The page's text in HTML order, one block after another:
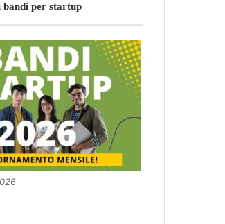
per startup